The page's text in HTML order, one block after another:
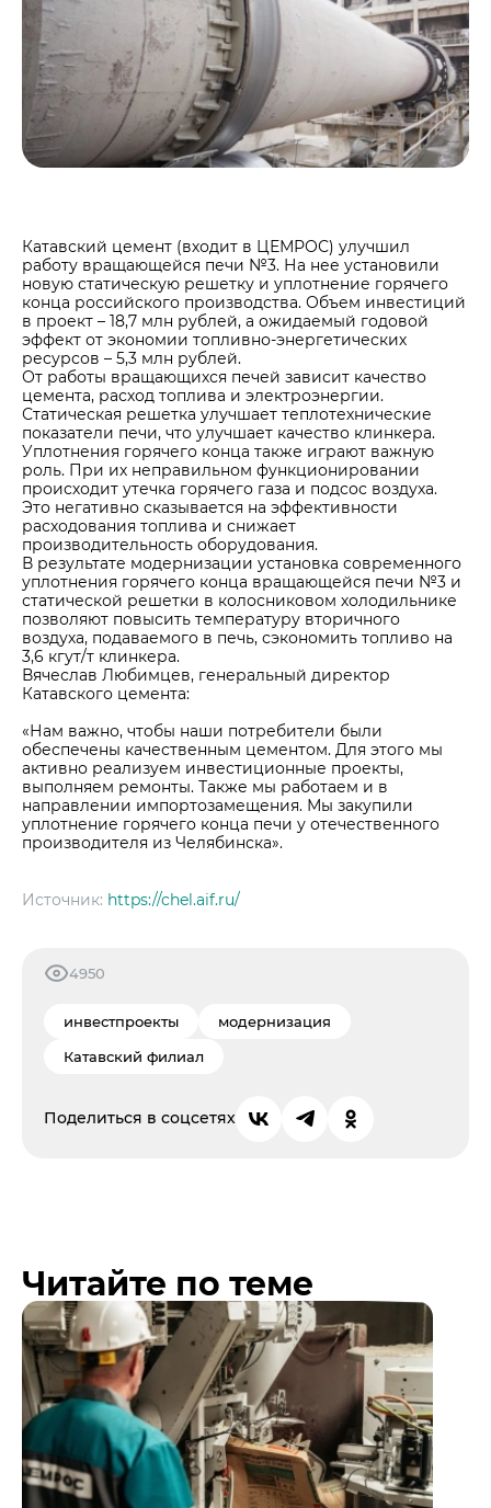
Катавский цемент (входит в ЦЕМРОС) улучшил
работу вращающейся печи №3. На нее установили
новую статическую решетку и уплотнение горячего
конца российского производства. Объем инвестиций
в проект – 18,7 млн рублей, а ожидаемый годовой
эффект от экономии топливно-энергетических
ресурсов – 5,3 млн рублей.
От работы вращающихся печей зависит качество
цемента, расход топлива и электроэнергии.
Статическая решетка улучшает теплотехнические
показатели печи, что улучшает качество клинкера.
Уплотнения горячего конца также играют важную
роль. При их неправильном функционировании
происходит утечка горячего газа и подсос воздуха.
Это негативно сказывается на эффективности
расходования топлива и снижает
производительность оборудования.
В результате модернизации установка современного
уплотнения горячего конца вращающейся печи №3 и
статической решетки в колосниковом холодильнике
позволяют повысить температуру вторичного
воздуха, подаваемого в печь, сэкономить топливо на
3,6 кгут/т клинкера.
Вячеслав Любимцев, генеральный директор
Катавского цемента:
«Нам важно, чтобы наши потребители были
обеспечены качественным цементом. Для этого мы
активно реализуем инвестиционные проекты,
выполняем ремонты. Также мы работаем и в
направлении импортозамещения. Мы закупили
уплотнение горячего конца печи у отечественного
производителя из Челябинска».
Источник: https://chel.aif.ru/
4950
инвестпроекты
модернизация
Катавский филиал
Поделиться в соцсетях
Читайте по теме
Центры дистрибуции
Реализация ТМЦ и непрофильных активов
Политика в области закупок
В помощь поставщику
Не только цемент
Люди ЦЕМРОСа
Технологии и тренды
Издание для клиентов
Аналитика цементной отрасли
Контакты
Контакты
Контакты для СМИ
Служба доверия